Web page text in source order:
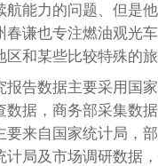
航能力的问题、但是
谦也专注燃油观光
和某些比较特殊的旅
报告数据主要采用国
数据，商务部采集数
要来自国家统计局，
计局及市场调研数据